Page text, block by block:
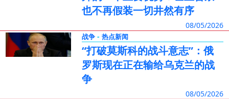
也不再假装一切井然有序
08/05/2026
战争- 热点新闻
“打破莫斯科的战斗意志”：俄
罗斯现在正在输给乌克兰的战
争
08/05/2026